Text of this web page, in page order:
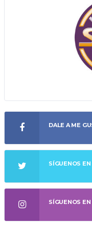
DALE A ME
SÍGUENOS
SÍGUENOS